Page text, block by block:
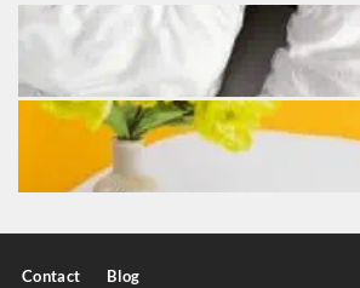
Contact Blog